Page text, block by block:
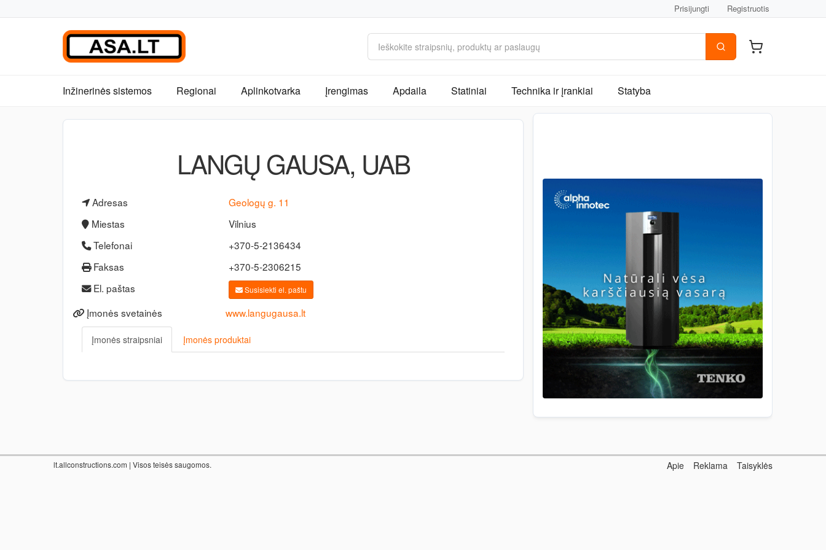
Prisijungti Registruotis
Inžinerinės sistemos Regionai Aplinkotvarka Įrengimas Apdaila Statiniai Technika ir įrankiai Statyba
LANGŲ GAUSA, UAB
Adresas
Geologų g. 11
Miestas
Vilnius
Telefonai
+370-5-2136434
Faksas
+370-5-2306215
El. paštas
Susisiekti el. paštu
Įmonės svetainės www.langugausa.lt
Įmonės straipsniai Įmonės produktai
lt.allconstructions.com | Visos teisės saugomos. Apie Reklama Taisyklės